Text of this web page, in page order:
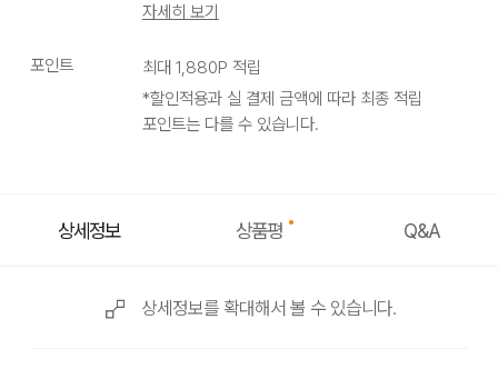
자세히 보기
포인트 최대 1,880P 적립
*할인적용과 실 결제 금액에 따라 최종 적립
포인트는 다를 수 있습니다.
상세정보 상품평 Q&A
상세정보를 확대해서 볼 수 있습니다.